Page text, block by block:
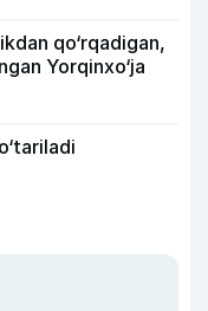
qo‘rqadigan,
Yorqinxo‘ja